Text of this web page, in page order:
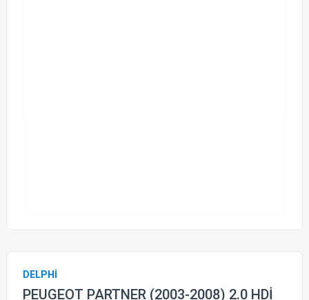
DELPHİ
PEUGEOT PARTNER (2003-2008) 2.0 HDİ